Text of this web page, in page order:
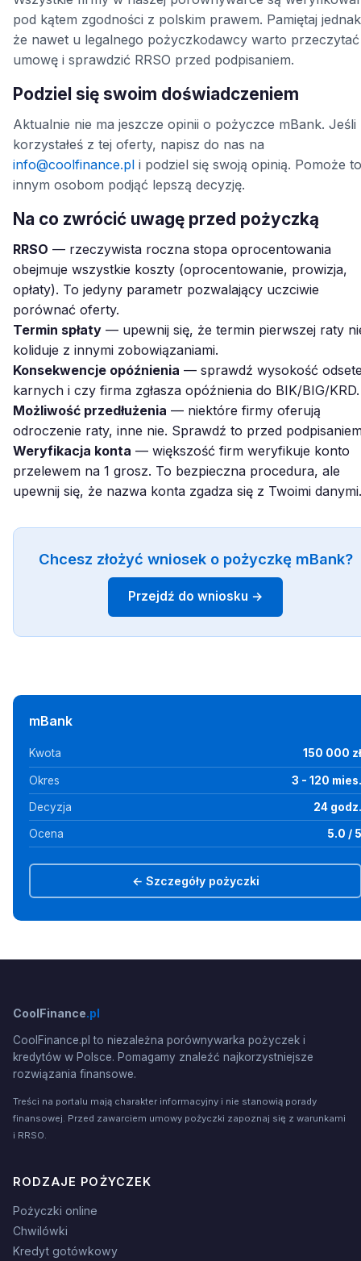
pod kątem zgodności z polskim prawem. Pamiętaj
że nawet u legalnego pożyczkodawcy warto przeczytać
umowę i sprawdzić RRSO przed podpisaniem.
Podziel się swoim doświadczeniem
Aktualnie nie ma jeszcze opinii o pożyczce mBank. Jeśli
korzystałeś z tej oferty, napisz do nas na
info@coolfinance.pl i podziel się swoją opinią. Pomoże to
innym osobom podjąć lepszą decyzję.
Na co zwrócić uwagę przed pożyczką
RRSO — rzeczywista roczna stopa oprocentowania
obejmuje wszystkie koszty (oprocentowanie, prowizja,
opłaty). To jedyny parametr pozwalający uczciwie
porównać oferty.
Termin spłaty — upewnij się, że termin pierwszej raty
koliduje z innymi zobowiązaniami.
Konsekwencje opóźnienia — sprawdź wysokość
karnych i czy firma zgłasza opóźnienia do BIK/BIG/KRD.
Możliwość przedłużenia — niektóre firmy oferują
odroczenie raty, inne nie. Sprawdź to przed
Weryfikacja konta — większość firm weryfikuje konto
przelewem na 1 grosz. To bezpieczna procedura, ale
upewnij się, że nazwa konta zgadza się z Twoimi danymi.
Chcesz złożyć wniosek o pożyczkę mBank?
Przejdź do wniosku →
mBank
Kwota 150 000 zł
Okres 3 - 120 mies.
Decyzja 24 godz.
Ocena 5.0 / 5
← Szczegóły pożyczki
CoolFinance.pl
CoolFinance.pl to niezależna porównywarka pożyczek i
kredytów w Polsce. Pomagamy znaleźć najkorzystniejsze
rozwiązania finansowe.
Treści na portalu mają charakter informacyjny i nie stanowią porady
finansowej. Przed zawarciem umowy pożyczki zapoznaj się z warunkami
i RRSO.
RODZAJE POŻYCZEK
Pożyczki online
Chwilówki
Kredyt gotówkowy